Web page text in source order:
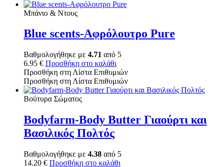
Μπάνιο & Ντους
Blue scents-Αφρόλουτρο Pure
Βαθμολογήθηκε με 4.71 από 5
6.95 € Προσθήκη στο καλάθι
Προσθήκη στη Λίστα Επιθυμιών
Προσθήκη στη Λίστα Επιθυμιών
Βούτυρα Σώματος
Bodyfarm-Body Butter Γιαούρτι και
Βασιλικός Πολτός
Βαθμολογήθηκε με 4.38 από 5
14.20 € Προσθήκη στο καλάθι